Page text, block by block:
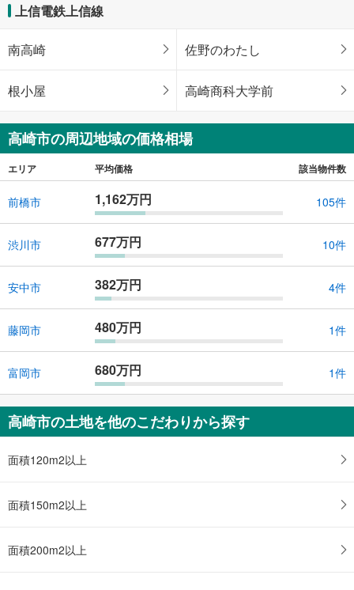
上信電鉄上信線
南高崎 佐野のわたし
根小屋 高崎商科大学前
高崎市の周辺地域の価格相場
エリア 平均価格 該当物件数
前橋市 1,162万円 105件
渋川市 677万円 10件
安中市 382万円 4件
藤岡市 480万円 1件
富岡市 680万円 1件
高崎市の土地を他のこだわりから探す
面積120m2以上
面積150m2以上
面積200m2以上